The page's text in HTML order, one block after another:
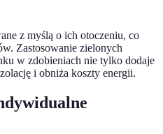
z myślą o ich otoczeniu, co
Zastosowanie zielonych
w zdobieniach nie tylko dodaje
i obniża koszty energii.